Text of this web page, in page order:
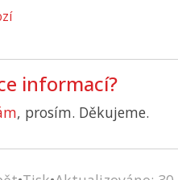
informací?
, prosím. Děkujeme.